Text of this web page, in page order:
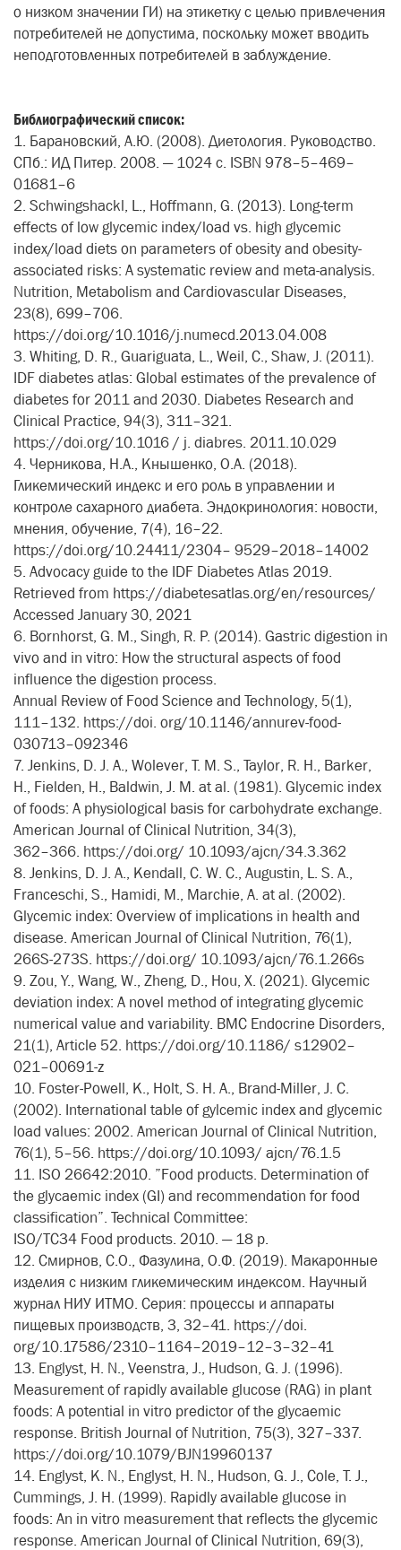
о низком значении ГИ) на этикетку с целью привлечения
потребителей не допустима, поскольку может вводить
неподготовленных потребителей в заблуждение.
Библиографический список:
1. Барановский, А.Ю. (2008). Диетология. Руководство.
СПб.: ИД Питер. 2008. — 1024 с. ISBN 978–5–469–
01681–6
2. Schwingshackl, L., Hoffmann, G. (2013). Long-term
effects of low glycemic index/load vs. high glycemic
index/load diets on parameters of obesity and obesity-
associated risks: A systematic review and meta-analysis.
Nutrition, Metabolism and Cardiovascular Diseases,
23(8), 699–706.
https://doi.org/10.1016/j.numecd.2013.04.008
3. Whiting, D. R., Guariguata, L., Weil, C., Shaw, J. (2011).
IDF diabetes atlas: Global estimates of the prevalence of
diabetes for 2011 and 2030. Diabetes Research and
Clinical Practice, 94(3), 311–321.
https://doi.org/10.1016 / j. diabres. 2011.10.029
4. Черникова, Н.А., Кнышенко, О.А. (2018).
Гликемический индекс и его роль в управлении и
контроле сахарного диабета. Эндокринология: новости,
мнения, обучение, 7(4), 16–22.
https://doi.org/10.24411/2304– 9529–2018–14002
5. Advocacy guide to the IDF Diabetes Atlas 2019.
Retrieved from https://diabetesatlas.org/en/resources/
Accessed January 30, 2021
6. Bornhorst, G. M., Singh, R. P. (2014). Gastric digestion in
vivo and in vitro: How the structural aspects of food
influence the digestion process.
Annual Review of Food Science and Technology, 5(1),
111–132. https://doi. org/10.1146/annurev-food-
030713–092346
7. Jenkins, D. J. A., Wolever, T. M. S., Taylor, R. H., Barker,
H., Fielden, H., Baldwin, J. M. at al. (1981). Glycemic index
of foods: A physiological basis for carbohydrate exchange.
American Journal of Clinical Nutrition, 34(3),
362–366. https://doi.org/ 10.1093/ajcn/34.3.362
8. Jenkins, D. J. A., Kendall, C. W. C., Augustin, L. S. A.,
Franceschi, S., Hamidi, M., Marchie, A. at al. (2002).
Glycemic index: Overview of implications in health and
disease. American Journal of Clinical Nutrition, 76(1),
266S-273S. https://doi.org/ 10.1093/ajcn/76.1.266s
9. Zou, Y., Wang, W., Zheng, D., Hou, X. (2021). Glycemic
deviation index: A novel method of integrating glycemic
numerical value and variability. BMC Endocrine Disorders,
21(1), Article 52. https://doi.org/10.1186/ s12902–
021–00691-z
10. Foster-Powell, K., Holt, S. H. A., Brand-Miller, J. C.
(2002). International table of gylcemic index and glycemic
load values: 2002. American Journal of Clinical Nutrition,
76(1), 5–56. https://doi.org/10.1093/ ajcn/76.1.5
11. ISO 26642:2010. ”Food products. Determination of
the glycaemic index (GI) and recommendation for food
classification”. Technical Committee:
ISO/TC34 Food products. 2010. — 18 p.
12. Смирнов, С.О., Фазулина, О.Ф. (2019). Макаронные
изделия с низким гликемическим индексом. Научный
журнал НИУ ИТМО. Серия: процессы и аппараты
пищевых производств, 3, 32–41. https://doi.
org/10.17586/2310–1164–2019–12–3–32–41
13. Englyst, H. N., Veenstra, J., Hudson, G. J. (1996).
Measurement of rapidly available glucose (RAG) in plant
foods: A potential in vitro predictor of the glycaemic
response. British Journal of Nutrition, 75(3), 327–337.
https://doi.org/10.1079/BJN19960137
14. Englyst, K. N., Englyst, H. N., Hudson, G. J., Cole, T. J.,
Cummings, J. H. (1999). Rapidly available glucose in
foods: An in vitro measurement that reflects the glycemic
response. American Journal of Clinical Nutrition, 69(3),